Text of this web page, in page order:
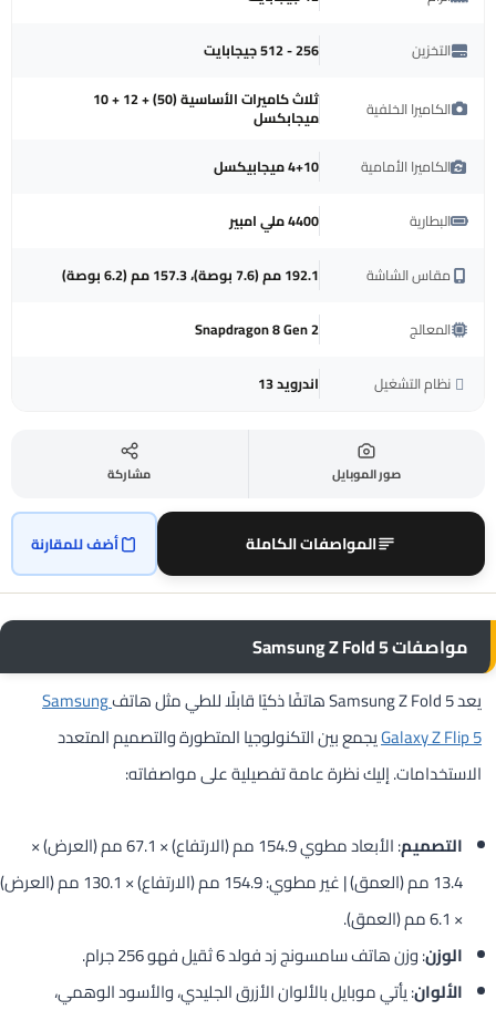
التخزين 256 - 512 جيجابايت
الكاميرا الخلفية ثلاث كاميرات الأساسية (50) + 12 + 10
ميجابكسل
الكاميرا الأمامية
4+10 ميجابيكسل
البطارية 4400 ملي امبير
مقاس الشاشة 192.1 مم (7.6 بوصة)، 157.3 مم (6.2 بوصة)
المعالج Snapdragon 8 Gen 2
نظام التشغيل اندرويد 13
صور الموبايل مشاركة
المواصفات الكاملة أضف للمقارنة
مواصفات Samsung Z Fold 5
يعد Samsung Z Fold 5 هاتفًا ذكيًا قابلًا للطي مثل هاتف
Samsung
Galaxy Z Flip 5يجمع بين التكنولوجيا المتطورة والتصميم المتعدد
الاستخدامات. إليك نظرة عامة تفصيلية على مواصفاته:
التصميم
: الأبعاد مطوي 154.9 مم (الارتفاع) × 67.1 مم (العرض) ×
13.4 مم (العمق) | غير مطوي: 154.9 مم (الارتفاع) × 130.1 مم (العرض)
× 6.1 مم (العمق).
الوزن: وزن هاتف سامسونج زد فولد 6 ثقيل فهو 256 جرام.
الألوان: يأتي موبايل بالألوان الأزرق الجليدي، والأسود الوهمي،